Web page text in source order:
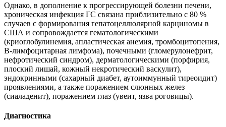
Однако, в дополнение к прогрессирующей болезни печени,
хроническая инфекция ГC связана приблизительно с 80 %
случаев с формирования гепатоцеллюлярной карциномы в
США и сопровождается гематологическими
(криоглобулинемия, апластическая анемия, тромбоцитопения,
В-лимфоцитарная лимфома), почечными (гломерулонефрит,
нефротический синдром), дерматологическими (порфирия,
плоский лишай, кожный некротический васкулит),
эндокринными (сахарный диабет, аутоиммунный тиреоидит)
проявлениями, а также поражением слюнных желез
(сиаладенит), поражением глаз (увеит, язва роговицы).
Диагностика